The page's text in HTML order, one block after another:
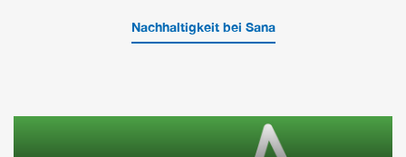
Nachhaltigkeit bei Sana